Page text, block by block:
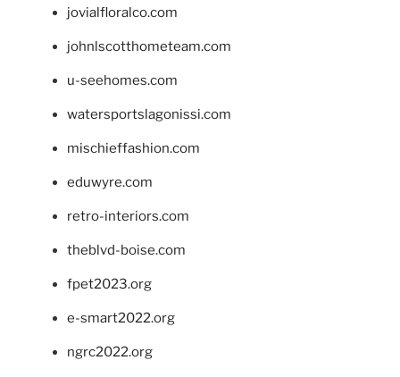
jovialfloralco.com
johnlscotthometeam.com
u-seehomes.com
watersportslagonissi.com
mischieffashion.com
eduwyre.com
retro-interiors.com
theblvd-boise.com
fpet2023.org
e-smart2022.org
ngrc2022.org